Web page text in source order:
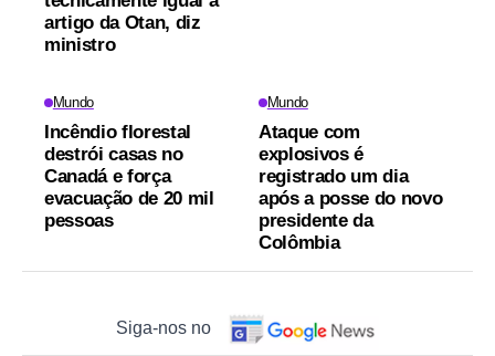
artigo da Otan, diz
ministro
Mundo
Incêndio florestal
destrói casas no
Canadá e força
evacuação de 20 mil
pessoas
Mundo
Ataque com
explosivos é
registrado um dia
após a posse do novo
presidente da
Colômbia
Siga-nos no